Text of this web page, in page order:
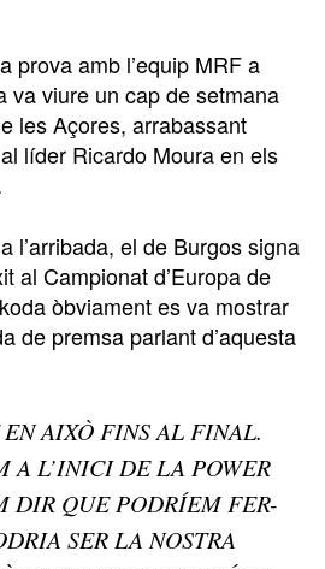
prova amb l’equip MRF a
va viure un cap de setmana
les Açores, arrabassant
líder Ricardo Moura en els
l’arribada, el de Burgos signa
al Campionat d’Europa de
òbviament es va mostrar
de premsa parlant d’aquesta
AIXÒ FINS AL FINAL.
A L’INICI DE LA POWER
DIR QUE PODRÍEM FER-
SER LA NOSTRA